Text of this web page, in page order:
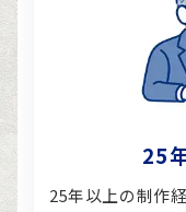
25
25年以上の制作